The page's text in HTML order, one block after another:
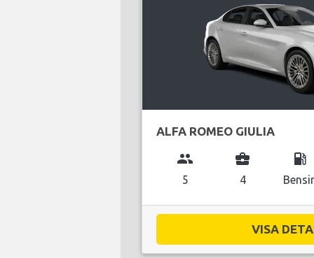
ALFA ROMEO GIULIA
group
5
business_center
4
local_gas_station
VISA